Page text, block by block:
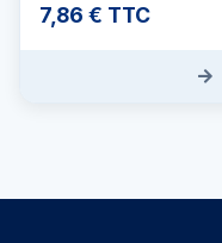
7,86 € TTC